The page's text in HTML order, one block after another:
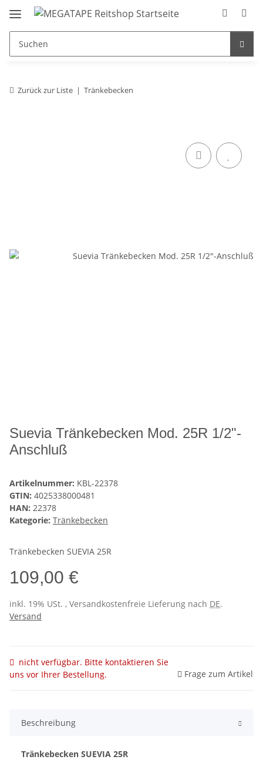
Zurück zur Liste Tränkebecken
Suevia Tränkebecken Mod. 25R 1/2"-
Anschluß
Artikelnummer: KBL-22378
GTIN: 4025338000481
HAN: 22378
Kategorie: Tränkebecken
Tränkebecken SUEVIA 25R
109,00 €
inkl. 19% USt. , Versandkostenfreie Lieferung nach DE.
Versand
nicht verfügbar. Bitte kontaktieren Sie
uns vor Ihrer Bestellung.
Frage zum Artikel
Beschreibung
Tränkebecken SUEVIA 25R